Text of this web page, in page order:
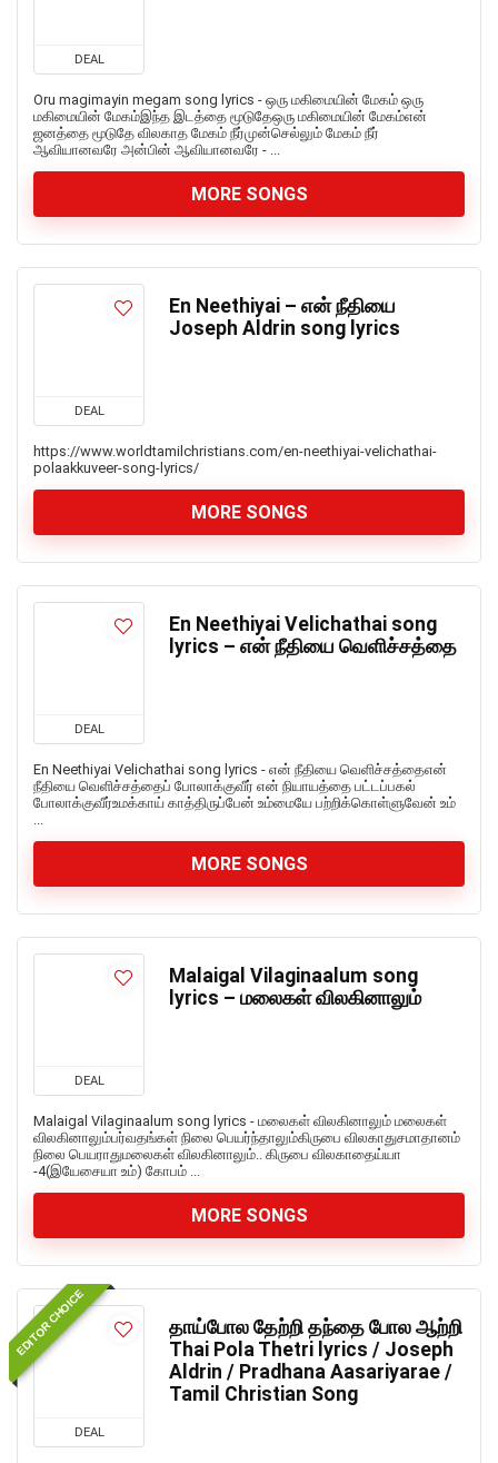
DEAL
Oru magimayin megam song lyrics - ஒரு மகிமையின் மேகம் ஒரு
மகிமையின் மேகம்இந்த இடத்தை மூடுதேஒரு மகிமையின் மேகம்என்
ஜனத்தை மூடுதே விலகாத மேகம் நீர்முன்செல்லும் மேகம் நீர்
ஆவியானவரே அன்பின் ஆவியானவரே - ...
MORE SONGS
DEAL
En Neethiyai – என் நீதியை
Joseph Aldrin song lyrics
https://www.worldtamilchristians.com/en-neethiyai-velichathai-
polaakkuveer-song-lyrics/
MORE SONGS
DEAL
En Neethiyai Velichathai song
lyrics – என் நீதியை வெளிச்சத்தை
En Neethiyai Velichathai song lyrics - என் நீதியை வெளிச்சத்தைஎன்
நீதியை வெளிச்சத்தைப் போலாக்குவீர் என் நியாயத்தை பட்டப்பகல்
போலாக்குவீர்உமக்காய் காத்திருப்பேன் உம்மையே பற்றிக்கொள்ளுவேன் உம்
...
MORE SONGS
DEAL
Malaigal Vilaginaalum song
lyrics – மலைகள் விலகினாலும்
Malaigal Vilaginaalum song lyrics - மலைகள் விலகினாலும் மலைகள்
விலகினாலும்பர்வதங்கள் நிலை பெயர்ந்தாலும்கிருபை விலகாதுசமாதானம்
நிலை பெயராதுமலைகள் விலகினாலும்.. கிருபை விலகாதைய்யா
-4(இயேசையா உம்) கோபம் ...
MORE SONGS
EDITOR CHOICE
DEAL
தாய்போல தேற்றி தந்தை போல ஆற்றி
Thai Pola Thetri lyrics / Joseph
Aldrin / Pradhana Aasariyarae /
Tamil Christian Song